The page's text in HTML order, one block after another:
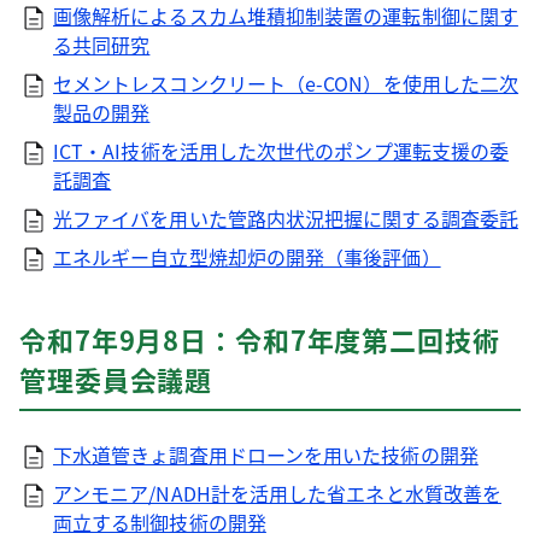
画像解析によるスカム堆積抑制装置の運転制御に関す
る共同研究
セメントレスコンクリート（e-CON）を使用した二次
製品の開発
ICT・AI技術を活用した次世代のポンプ運転支援の委
託調査
光ファイバを用いた管路内状況把握に関する調査委託
エネルギー自立型焼却炉の開発（事後評価）
令和7年9月8日：令和7年度第二回技術
管理委員会議題
下水道管きょ調査用ドローンを用いた技術の開発
アンモニア/NADH計を活用した省エネと水質改善を
両立する制御技術の開発